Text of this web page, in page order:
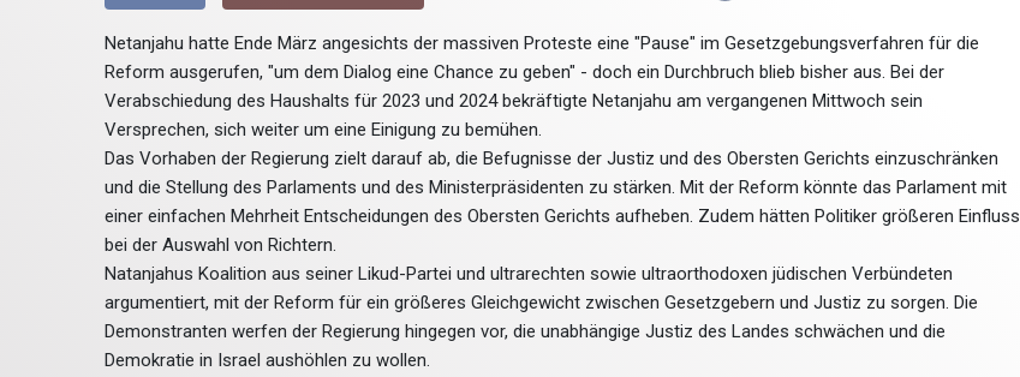
Netanjahu hatte Ende März angesichts der massiven Proteste eine "Pause" im Gesetzgebungsverfahren für die
Reform ausgerufen, "um dem Dialog eine Chance zu geben" - doch ein Durchbruch blieb bisher aus. Bei der
Verabschiedung des Haushalts für 2023 und 2024 bekräftigte Netanjahu am vergangenen Mittwoch sein
Versprechen, sich weiter um eine Einigung zu bemühen.
Das Vorhaben der Regierung zielt darauf ab, die Befugnisse der Justiz und des Obersten Gerichts einzuschränken
und die Stellung des Parlaments und des Ministerpräsidenten zu stärken. Mit der Reform könnte das Parlament mit
einer einfachen Mehrheit Entscheidungen des Obersten Gerichts aufheben. Zudem hätten Politiker größeren Einfluss
bei der Auswahl von Richtern.
Natanjahus Koalition aus seiner Likud-Partei und ultrarechten sowie ultraorthodoxen jüdischen Verbündeten
argumentiert, mit der Reform für ein größeres Gleichgewicht zwischen Gesetzgebern und Justiz zu sorgen. Die
Demonstranten werfen der Regierung hingegen vor, die unabhängige Justiz des Landes schwächen und die
Demokratie in Israel aushöhlen zu wollen.